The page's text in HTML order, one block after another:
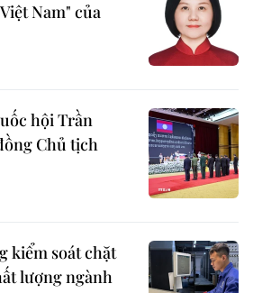
Nam" của
hội Trần
Chủ tịch
kiểm soát chặt
lượng ngành